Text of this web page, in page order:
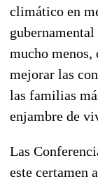
climático en
mucho menos,
mejorar las
las familias
enjambre de
Las
este certamen